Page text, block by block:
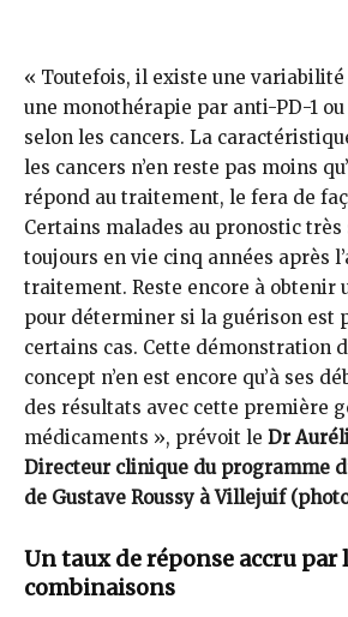
« Toutefois, il existe une
une monothérapie par anti-PD-1
selon les cancers. La
les cancers n’en reste pas moins
répond au traitement, le fera de
Certains malades au pronostic très
toujours en vie cinq années après
traitement. Reste encore à obtenir
pour déterminer si la guérison est
certains cas. Cette démonstration
concept n’en est encore qu’à ses
des résultats avec cette première
médicaments », prévoit le Dr
Directeur clinique du programme
de Gustave Roussy à Villejuif
Un taux de réponse accru par
combinaisons